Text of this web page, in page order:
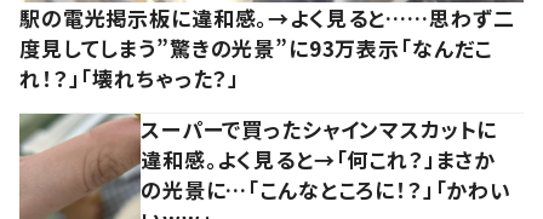
駅の電光掲示板に違和感。→よく見ると……思わず二
度見してしまう”驚きの光景”に93万表示「なんだこ
れ！？」「壊れちゃった？」
スーパーで買ったシャインマスカットに
違和感。よく見ると→「何これ？」まさか
の光景に…「こんなところに！？」「かわい